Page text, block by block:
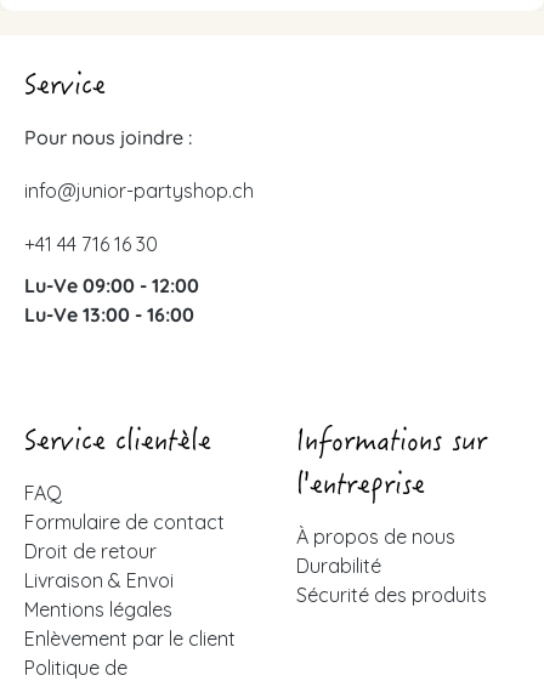
Service
Pour nous joindre :
info@junior-partyshop.ch
+41 44 716 16 30
Lu-Ve 09:00 - 12:00
Lu-Ve 13:00 - 16:00
Service clientèle
FAQ
Formulaire de contact
Droit de retour
Livraison & Envoi
Mentions légales
Enlèvement par le client
Politique de
Informations sur
l'entreprise
À propos de nous
Durabilité
Sécurité des produits